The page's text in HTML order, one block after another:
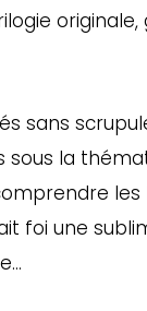
sans
sous la
les
foi une